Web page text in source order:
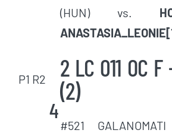
(HUN) vs.
P1 R2
4
2 LC 011 OC
(2)
#521